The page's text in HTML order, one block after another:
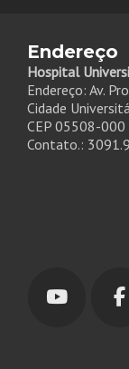
Endereço
Hospital
Endereço: Av.
Cidade
CEP 05508-000
Contato.: